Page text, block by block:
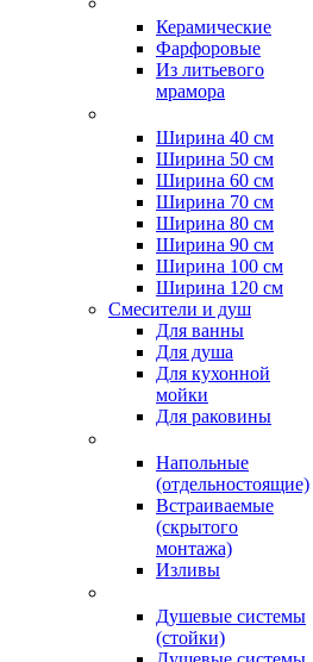
Керамические
Фарфоровые
Из литьевого
мрамора
Ширина 40 см
Ширина 50 см
Ширина 60 см
Ширина 70 см
Ширина 80 см
Ширина 90 см
Ширина 100 см
Ширина 120 см
Смесители и душ
Для ванны
Для душа
Для кухонной
мойки
Для раковины
Напольные
(отдельностоящие)
Встраиваемые
(скрытого
монтажа)
Изливы
Душевые системы
(стойки)